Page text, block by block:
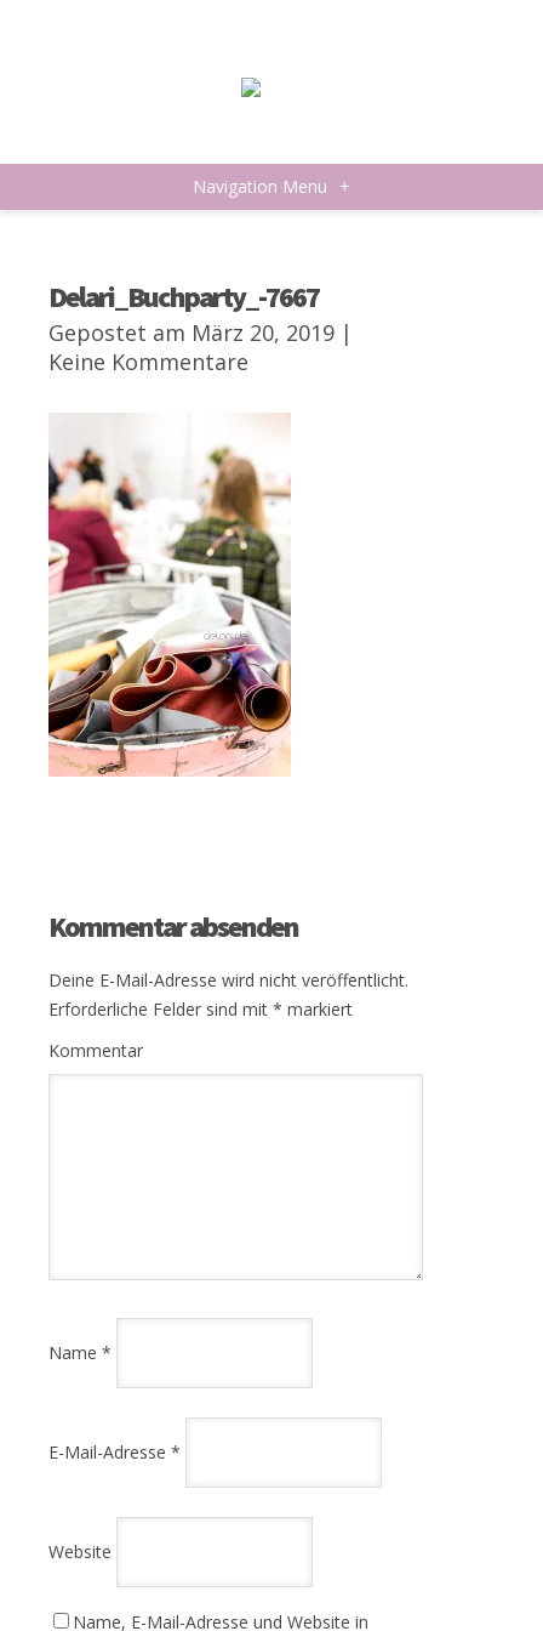
Navigation Menu +
Delari_Buchparty_-7667
Gepostet am März 20, 2019 |
Keine Kommentare
Kommentar absenden
Deine E-Mail-Adresse wird nicht veröffentlicht.
Erforderliche Felder sind mit * markiert
Kommentar
Name *
E-Mail-Adresse *
Website
Name, E-Mail-Adresse und Website in